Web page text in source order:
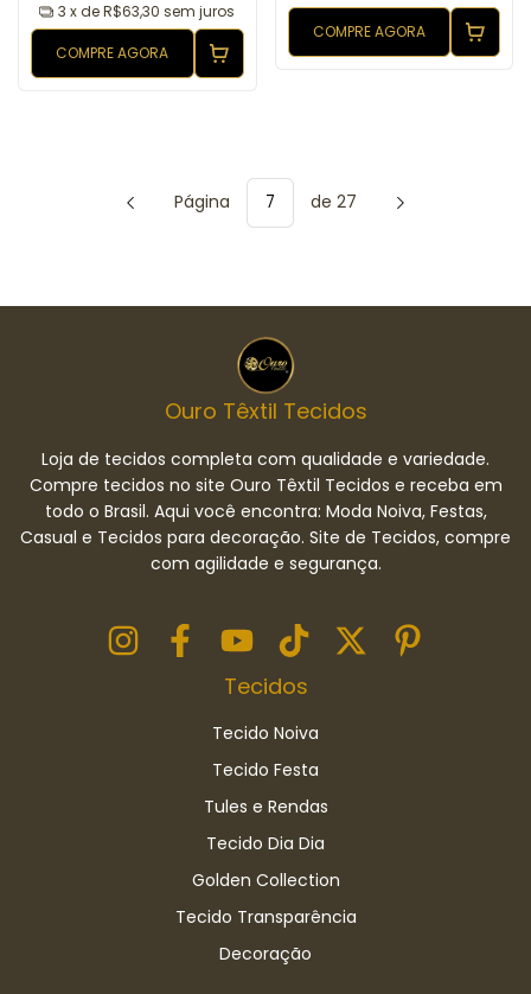
3 x deR$63,30 sem juros
COMPRE AGORA
COMPRE AGORA
Página de 27
Ouro Têxtil Tecidos
Loja de tecidos completa com qualidade e variedade.
Compre tecidos no site Ouro Têxtil Tecidos e receba em
todo o Brasil. Aqui você encontra: Moda Noiva, Festas,
Casual e Tecidos para decoração. Site de Tecidos, compre
com agilidade e segurança.
Tecidos
Tecido Noiva
Tecido Festa
Tules e Rendas
Tecido Dia Dia
Golden Collection
Tecido Transparência
Decoração